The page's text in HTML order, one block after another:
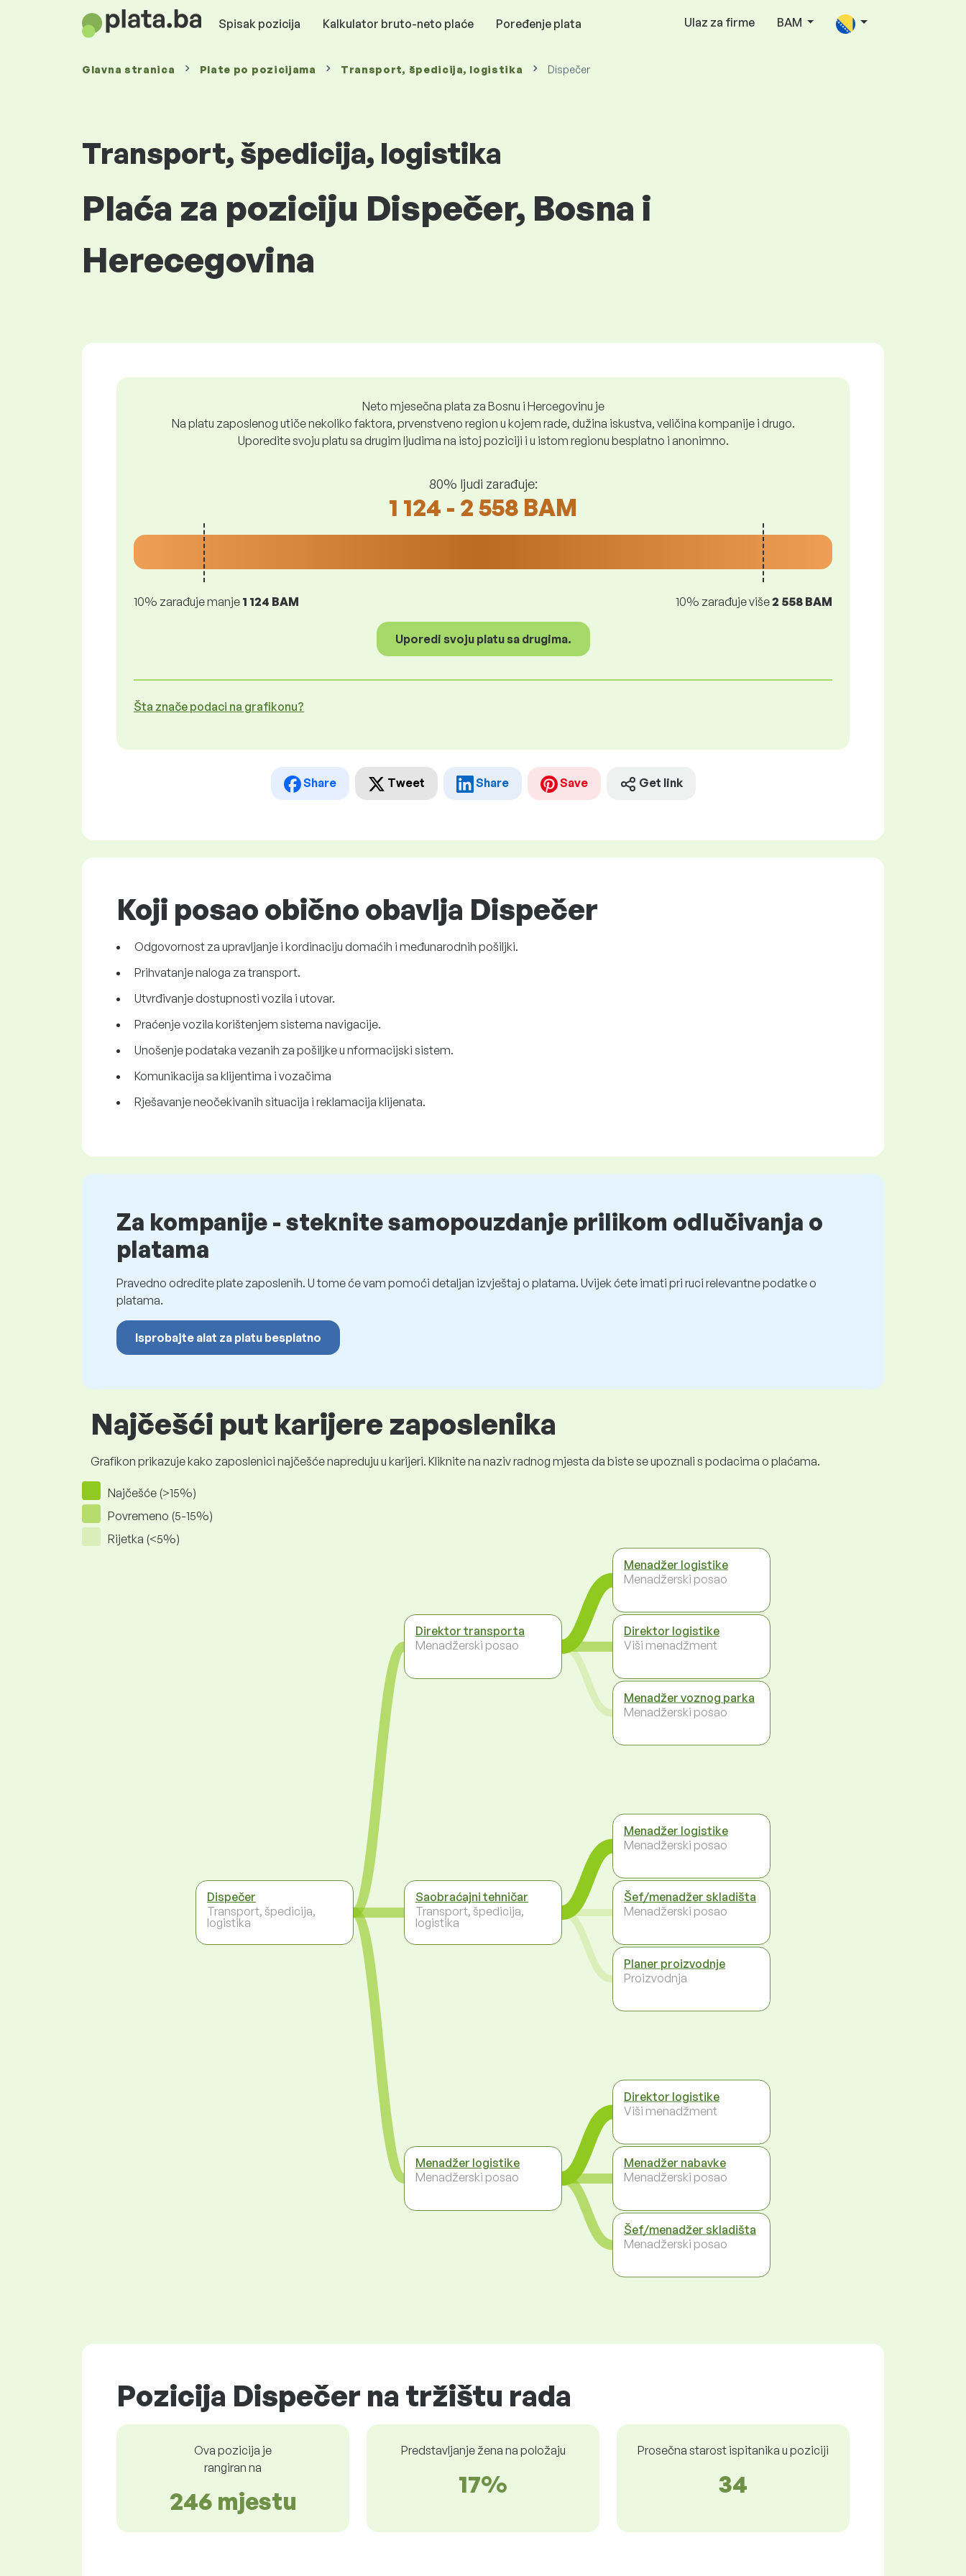
Spisak pozicija Kalkulator bruto-neto plaće Poređenje plata Ulaz za firme BAM
Glavna stranica Plate po pozicijama Transport, špedicija, logistika Dispečer
Transport, špedicija, logistika
Plaća za poziciju Dispečer, Bosna i
Herecegovina
Neto mjesečna plata za Bosnu i Hercegovinu je
Na platu zaposlenog utiče nekoliko faktora, prvenstveno region u kojem rade, dužina iskustva, veličina kompanije i drugo.
Uporedite svoju platu sa drugim ljudima na istoj poziciji i u istom regionu besplatno i anonimno.
80% ljudi zarađuje:
1 124 - 2 558 BAM
10% zarađuje manje 1 124 BAM 10% zarađuje više2 558 BAM
Uporedi svoju platu sa drugima.
Šta znače podaci na grafikonu?
Share Tweet Share Save Get link
Koji posao obično obavlja Dispečer
Odgovornost za upravljanje i kordinaciju domaćih i međunarodnih pošiljki.
Prihvatanje naloga za transport.
Utvrđivanje dostupnosti vozila i utovar.
Praćenje vozila korištenjem sistema navigacije.
Unošenje podataka vezanih za pošiljke u nformacijski sistem.
Komunikacija sa klijentima i vozačima
Rješavanje neočekivanih situacija i reklamacija klijenata.
Za kompanije - steknite samopouzdanje prilikom odlučivanja o
platama
Pravedno odredite plate zaposlenih. U tome će vam pomoći detaljan izvještaj o platama. Uvijek ćete imati pri ruci relevantne podatke o
platama.
Isprobajte alat za platu besplatno
Najčešći put karijere zaposlenika
Grafikon prikazuje kako zaposlenici najčešće napreduju u karijeri. Kliknite na naziv radnog mjesta da biste se upoznali s podacima o plaćama.
Najčešće (>15%)
Povremeno (5-15%)
Rijetka (<5%)
Dispečer
Transport, špedicija,
logistika
Direktor transporta
Menadžerski posao
Saobraćajni tehničar
Transport, špedicija,
logistika
Menadžer logistike
Menadžerski posao
Menadžer logistike
Menadžerski posao
Direktor logistike
Viši menadžment
Menadžer voznog parka
Menadžerski posao
Menadžer logistike
Menadžerski posao
Šef/menadžer skladišta
Menadžerski posao
Planer proizvodnje
Proizvodnja
Direktor logistike
Viši menadžment
Menadžer nabavke
Menadžerski posao
Šef/menadžer skladišta
Menadžerski posao
Pozicija Dispečer na tržištu rada
Ova pozicija je
rangiran na
246 mjestu
Predstavljanje žena na položaju
17%
Prosečna starost ispitanika u poziciji
34